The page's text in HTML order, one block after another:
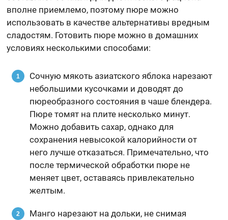
вполне приемлемо, поэтому пюре можно
использовать в качестве альтернативы вредным
сладостям. Готовить пюре можно в домашних
условиях несколькими способами:
Сочную мякоть азиатского яблока нарезают
небольшими кусочками и доводят до
пюреобразного состояния в чаше блендера.
Пюре томят на плите несколько минут.
Можно добавить сахар, однако для
сохранения невысокой калорийности от
него лучше отказаться. Примечательно, что
после термической обработки пюре не
меняет цвет, оставаясь привлекательно
желтым.
Манго нарезают на дольки, не снимая